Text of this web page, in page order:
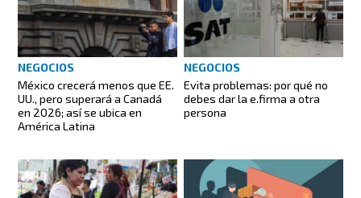
NEGOCIOS
México crecerá menos que EE.
UU., pero superará a Canadá
en 2026; así se ubica en
América Latina
NEGOCIOS
Evita problemas: por qué no
debes dar la e.firma a otra
persona